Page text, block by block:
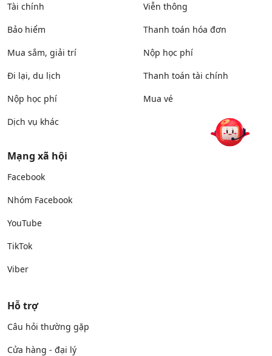
Tài chính
Bảo hiểm
Mua sắm, giải trí
Đi lại, du lịch
Nộp học phí
Dịch vụ khác
Viễn thông
Thanh toán hóa đơn
Nộp học phí
Thanh toán tài chính
Mua vé
Mạng xã hội
Facebook
Nhóm Facebook
YouTube
TikTok
Viber
Hỗ trợ
Câu hỏi thường gặp
Cửa hàng - đại lý